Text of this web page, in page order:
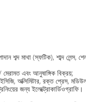
শব্দ মাথা (স্ফটিক), শাব্দ
মেরামত এবং আনুষাঙ্গিক বিক্রয়;
অক্সিমিটার, রক্ত ​​প্রেস,
জন্য ইলেক্ট্রোকার্ডিওগ্রাফি।